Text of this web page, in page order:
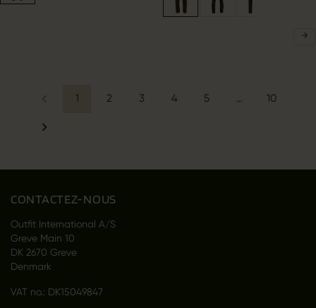
1 2 3 4 5 … 10
CONTACTEZ-NOUS
Outfit International A/S
Greve Main 10
DK 2670 Greve
Denmark
VAT no.: DK15049847